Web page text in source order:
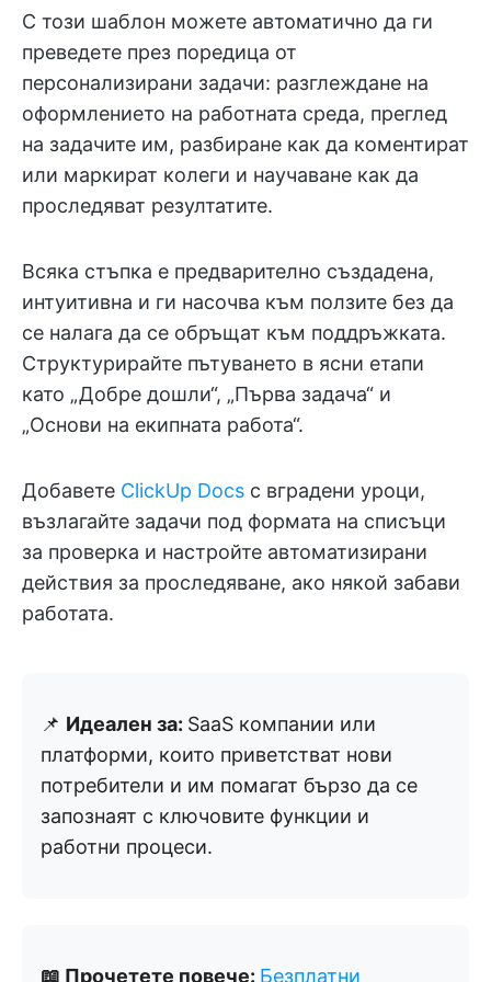
С този шаблон можете автоматично да ги
преведете през поредица от
персонализирани задачи: разглеждане на
оформлението на работната среда, преглед
на задачите им, разбиране как да коментират
или маркират колеги и научаване как да
проследяват резултатите.
Всяка стъпка е предварително създадена,
интуитивна и ги насочва към ползите без да
се налага да се обръщат към поддръжката.
Структурирайте пътуването в ясни етапи
като „Добре дошли“, „Първа задача“ и
„Основи на екипната работа“.
Добавете ClickUp Docs с вградени уроци,
възлагайте задачи под формата на списъци
за проверка и настройте автоматизирани
действия за проследяване, ако някой забави
работата.
📌 Идеален за: SaaS компании или
платформи, които приветстват нови
потребители и им помагат бързо да се
запознаят с ключовите функции и
работни процеси.
📖 Прочетете повече: Безплатни